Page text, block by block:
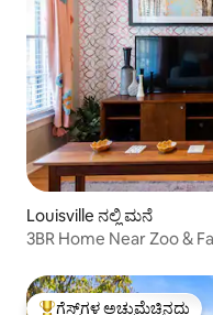
Louisville ನಲ್ಲಿ ಮನೆ
3BR Home Near Zoo &
ಗೆಸ್ಟ್‌ಗಳ ಅಚ್ಚುಮೆಚ್ಚಿನದು